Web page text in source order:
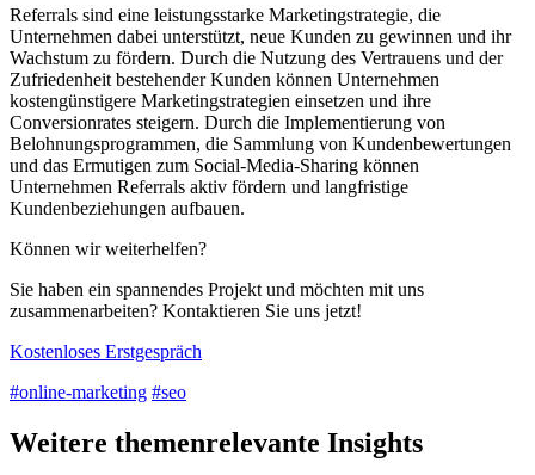
Referrals sind eine leistungsstarke Marketingstrategie, die
Unternehmen dabei unterstützt, neue Kunden zu gewinnen und ihr
Wachstum zu fördern. Durch die Nutzung des Vertrauens und der
Zufriedenheit bestehender Kunden können Unternehmen
kostengünstigere Marketingstrategien einsetzen und ihre
Conversionrates steigern. Durch die Implementierung von
Belohnungsprogrammen, die Sammlung von Kundenbewertungen
und das Ermutigen zum Social-Media-Sharing können
Unternehmen Referrals aktiv fördern und langfristige
Kundenbeziehungen aufbauen.
Können wir weiterhelfen?
Sie haben ein spannendes Projekt und möchten mit uns
zusammenarbeiten? Kontaktieren Sie uns jetzt!
Kostenloses Erstgespräch
#online-marketing #seo
Weitere themenrelevante Insights